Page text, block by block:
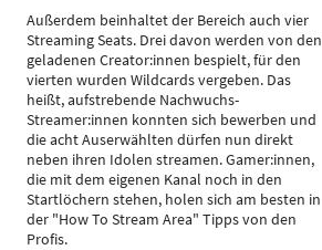
Außerdem beinhaltet der Bereich auch vier
Streaming Seats. Drei davon werden von den
geladenen Creator:innen bespielt, für den
vierten wurden Wildcards vergeben. Das
heißt, aufstrebende Nachwuchs-
Streamer:innen konnten sich bewerben und
die acht Auserwählten dürfen nun direkt
neben ihren Idolen streamen. Gamer:innen,
die mit dem eigenen Kanal noch in den
Startlöchern stehen, holen sich am besten in
der "How To Stream Area" Tipps von den
Profis.